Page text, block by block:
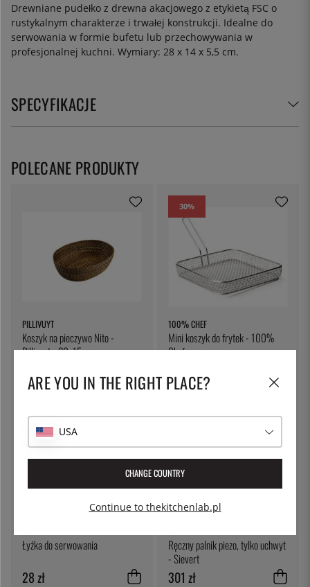
Drewniane pudełko z drewna akacjowego z etykietą FSC o
rustykalnym charakterze i trwałej konstrukcji. Idealne do
serwowania w formie bufetu lub przechowywania w
profesjonalnej kuchni. Wymiary: 28 x 14 x 5,5 cm.
SPECYFIKACJE
PILLIVUYT
Koszyk na pieczywo Nito -
Pillivuyt - 20x15cm
30%
100% CHEF
Mini koszyk do frytek - 100%
Chef
Łyżka do serwowania
28 zł
Ręczny palnik piezo, tylko uchwyt
- Sievert
301 zł
POLECANE PRODUKTY
ARE YOU IN THE RIGHT PLACE?
USA
CHANGE COUNTRY
Continue to thekitchenlab.pl